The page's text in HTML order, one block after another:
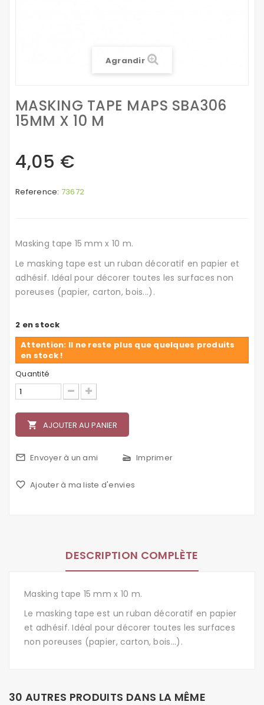
Agrandir
MASKING TAPE MAPS SBA306
15MM X 10 M
4,05 €
Reference: 73672
Masking tape 15 mm x 10 m.
Le masking tape est un ruban décoratif en papier et
adhésif. Idéal pour décorer toutes les surfaces non
poreuses (papier, carton, bois...).
2 en stock
Attention: Il ne reste plus que quelques produits
en stock !
Quantité
local_grocery_store AJOUTER AU PANIER
mail_outline Envoyer à un ami scanner Imprimer
favorite_border Ajouter à ma liste d'envies
DESCRIPTION COMPLÈTE
Masking tape 15 mm x 10 m.
Le masking tape est un ruban décoratif en papier
et adhésif. Idéal pour décorer toutes les surfaces
non poreuses (papier, carton, bois...).
30 AUTRES PRODUITS DANS LA MÊME